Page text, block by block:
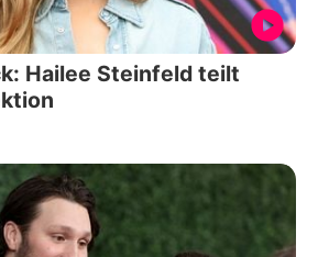
Hailee Steinfeld teilt